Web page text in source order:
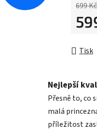
699 Kč
Tisk
Nejlepší
Přesně to, co
malá
příležitost